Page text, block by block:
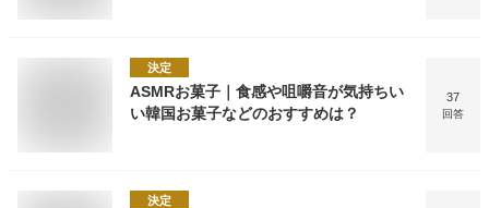
決定
ASMRお菓子｜食感や咀嚼音が気持ちい
い韓国お菓子などのおすすめは？
37
回答
決定